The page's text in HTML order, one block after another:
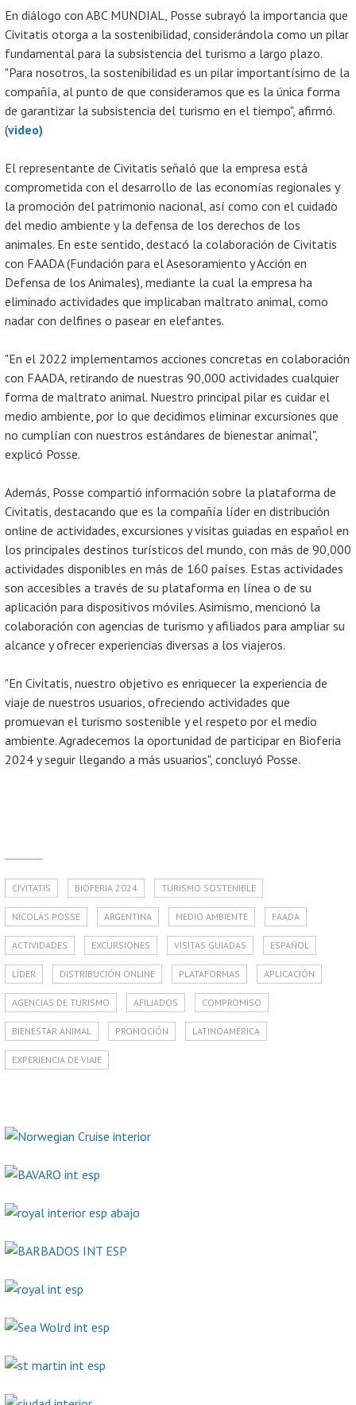
En diálogo con ABC MUNDIAL, Posse subrayó la importancia que
Civitatis otorga a la sostenibilidad, considerándola como un pilar
fundamental para la subsistencia del turismo a largo plazo.
"Para nosotros, la sostenibilidad es un pilar importantísimo de la
compañía, al punto de que consideramos que es la única forma
de garantizar la subsistencia del turismo en el tiempo", afirmó.
(video)
El representante de Civitatis señaló que la empresa está
comprometida con el desarrollo de las economías regionales y
la promoción del patrimonio nacional, así como con el cuidado
del medio ambiente y la defensa de los derechos de los
animales. En este sentido, destacó la colaboración de Civitatis
con FAADA (Fundación para el Asesoramiento y Acción en
Defensa de los Animales), mediante la cual la empresa ha
eliminado actividades que implicaban maltrato animal, como
nadar con delfines o pasear en elefantes.
"En el 2022 implementamos acciones concretas en colaboración
con FAADA, retirando de nuestras 90,000 actividades cualquier
forma de maltrato animal. Nuestro principal pilar es cuidar el
medio ambiente, por lo que decidimos eliminar excursiones que
no cumplían con nuestros estándares de bienestar animal",
explicó Posse.
Además, Posse compartió información sobre la plataforma de
Civitatis, destacando que es la compañía líder en distribución
online de actividades, excursiones y visitas guiadas en español en
los principales destinos turísticos del mundo, con más de 90,000
actividades disponibles en más de 160 países. Estas actividades
son accesibles a través de su plataforma en línea o de su
aplicación para dispositivos móviles. Asimismo, mencionó la
colaboración con agencias de turismo y afiliados para ampliar su
alcance y ofrecer experiencias diversas a los viajeros.
"En Civitatis, nuestro objetivo es enriquecer la experiencia de
viaje de nuestros usuarios, ofreciendo actividades que
promuevan el turismo sostenible y el respeto por el medio
ambiente. Agradecemos la oportunidad de participar en Bioferia
2024 y seguir llegando a más usuarios", concluyó Posse.
CIVITATIS BIOFERIA 2024 TURISMO SOSTENIBLE
NICOLÁS POSSE ARGENTINA MEDIO AMBIENTE FAADA
ACTIVIDADES EXCURSIONES VISITAS GUIADAS ESPAÑOL
LÍDER DISTRIBUCIÓN ONLINE PLATAFORMAS APLICACIÓN
AGENCIAS DE TURISMO AFILIADOS COMPROMISO
BIENESTAR ANIMAL PROMOCIÓN LATINOAMÉRICA
EXPERIENCIA DE VIAJE